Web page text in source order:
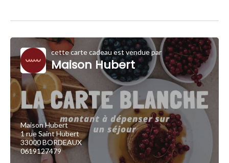
cette carte cadeau est vendue par
Maison Hubert
Maison Hubert
1 rue Saint Hubert
33000 BORDEAUX
0619127479